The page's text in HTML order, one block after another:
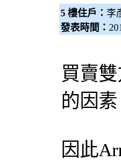
5 樓住戶： 李
發表時間：
買賣
的因素
因此